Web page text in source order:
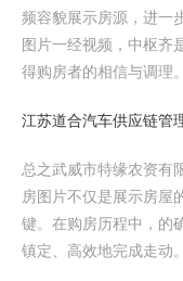
频容貌展示房源，进一
图片一经视频，中枢
得购房者的相信与调理。
江苏道合汽车供应链管
总之武威市特缘农资有
房图片不仅是展示房屋
键。在购房历程中，的
镇定、高效地完成走动。